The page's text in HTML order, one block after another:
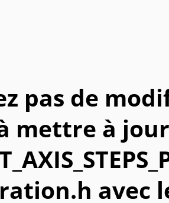
pas de
mettre à
avec